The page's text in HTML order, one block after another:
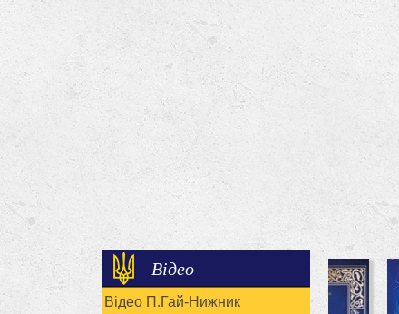
Відео
Відео П.Гай-Нижник